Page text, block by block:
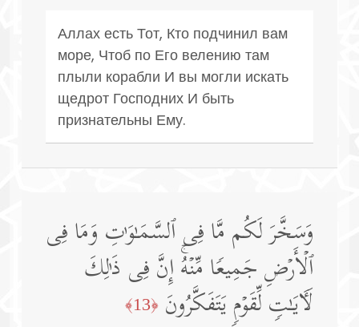
Аллах есть Тот, Кто подчинил вам
море, Чтоб по Его велению там
плыли корабли И вы могли искать
щедрот Господних И быть
признательны Ему.
وَسَخَّرَ لَكُم مَّا فِی ٱلسَّمَـٰوَ ٰ⁠تِ وَمَا فِی
ٱلۡأَرۡضِ جَمِیعࣰا مِّنۡهُۚ إِنَّ فِی ذَ ٰ⁠لِكَ
لَـَٔایَـٰتࣲ لِّقَوۡمࣲ یَتَفَكَّرُونَ ﴿13﴾